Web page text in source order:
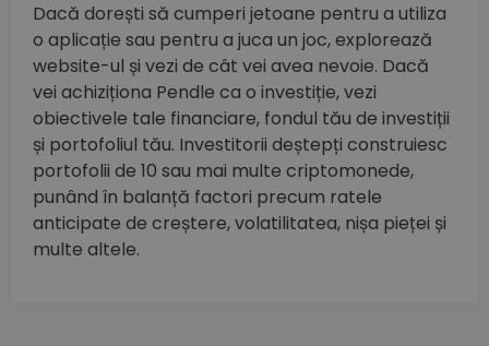
Dacă dorești să cumperi jetoane pentru a utiliza
o aplicație sau pentru a juca un joc, explorează
website-ul și vezi de cât vei avea nevoie. Dacă
vei achiziționa Pendle ca o investiție, vezi
obiectivele tale financiare, fondul tău de investiții
și portofoliul tău. Investitorii deștepți construiesc
portofolii de 10 sau mai multe criptomonede,
punând în balanță factori precum ratele
anticipate de creștere, volatilitatea, nișa pieței și
multe altele.